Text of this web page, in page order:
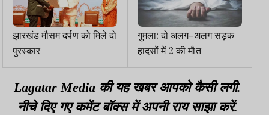
झारखंड मौसम दर्पण को मिले दो
पुरस्कार
गुमला: दो अलग-अलग सड़क
हादसों में 2 की मौत
Lagatar Media की यह खबर आपको कैसी लगी.
नीचे दिए गए कमेंट बॉक्स में अपनी राय साझा करें.